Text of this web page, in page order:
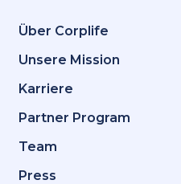
Über Corplife
Unsere Mission
Karriere
Partner Program
Team
Press